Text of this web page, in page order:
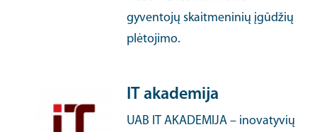
gyventojų skaitmeninių įgūdžių
plėtojimo.
IT akademija
UAB IT AKADEMIJA – inovatyvių